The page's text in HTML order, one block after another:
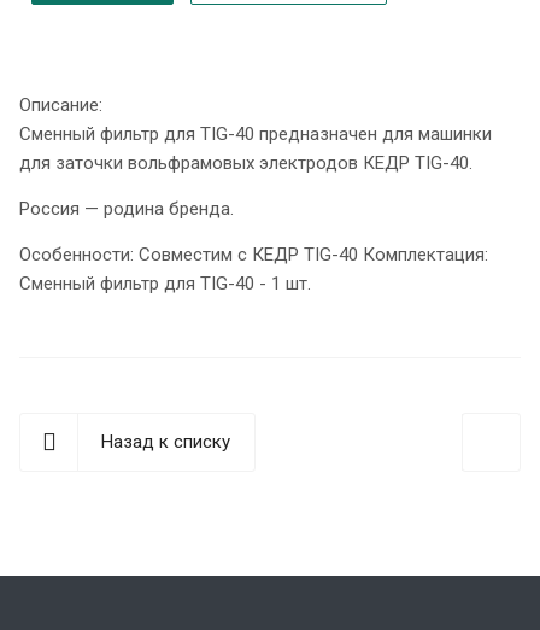
Описание:
Сменный фильтр для TIG-40 предназначен для машинки
для заточки вольфрамовых электродов КЕДР TIG-40.
Россия — родина бренда.
Особенности: Совместим с КЕДР TIG-40 Комплектация:
Сменный фильтр для TIG-40 - 1 шт.
Назад к списку